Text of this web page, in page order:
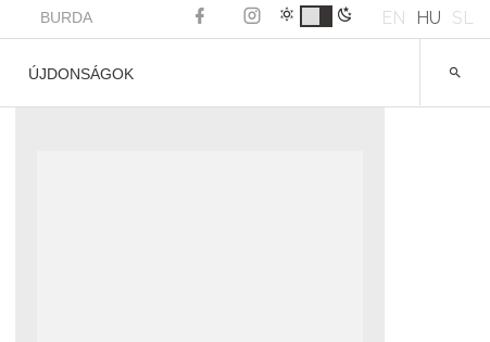
BURDA EN HU SL
ÚJDONSÁGOK